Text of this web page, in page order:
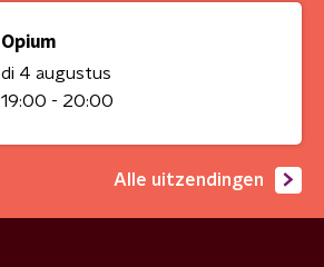
Opium
di 4 augustus
19:00 - 20:00
Alle uitzendingen